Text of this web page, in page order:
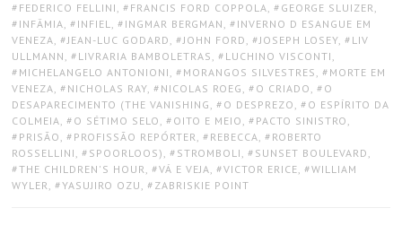
FEDERICO FELLINI , FRANCIS FORD COPPOLA, GEORGE SLUIZER,
INFÂMIA, INFIEL, INGMAR BERGMAN , INVERNO D ESANGUE EM
VENEZA, JEAN-LUC GODARD , JOHN FORD , JOSEPH LOSEY, LIV
ULLMANN , LIVRARIA BAMBOLETRAS , LUCHINO VISCONTI ,
MICHELANGELO ANTONIONI , MORANGOS SILVESTRES , MORTE EM
VENEZA, NICHOLAS RAY, NICOLAS ROEG , O CRIADO , O
DESAPARECIMENTO (THE VANISHING , O DESPREZO , O ESPÍRITO DA
COLMEIA, O SÉTIMO SELO , OITO E MEIO , PACTO SINISTRO ,
PRISÃO , PROFISSÃO REPÓRTER, REBECCA, ROBERTO
ROSSELLINI , SPOORLOOS) , STROMBOLI , SUNSET BOULEVARD ,
THE CHILDREN'S HOUR, VÁ E VEJA, VICTOR ERICE, WILLIAM
WYLER, YASUJIRO OZU , ZABRISKIE POINT